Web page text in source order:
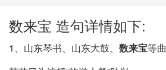
数来宝 造句详情如下:
1、山东琴书、山东大鼓、 数来宝等曲